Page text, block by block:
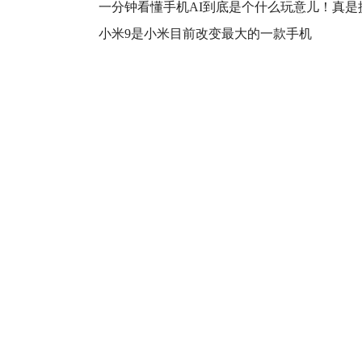
一分钟看懂手机AI到底是个什么玩意儿！真是
使用体
小米9是小米目前改变最大的一款手机